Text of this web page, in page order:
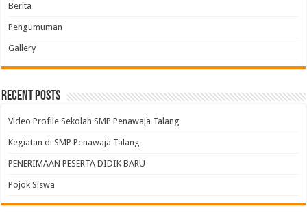
Berita
Pengumuman
Gallery
Recent Posts
Video Profile Sekolah SMP Penawaja Talang
Kegiatan di SMP Penawaja Talang
PENERIMAAN PESERTA DIDIK BARU
Pojok Siswa